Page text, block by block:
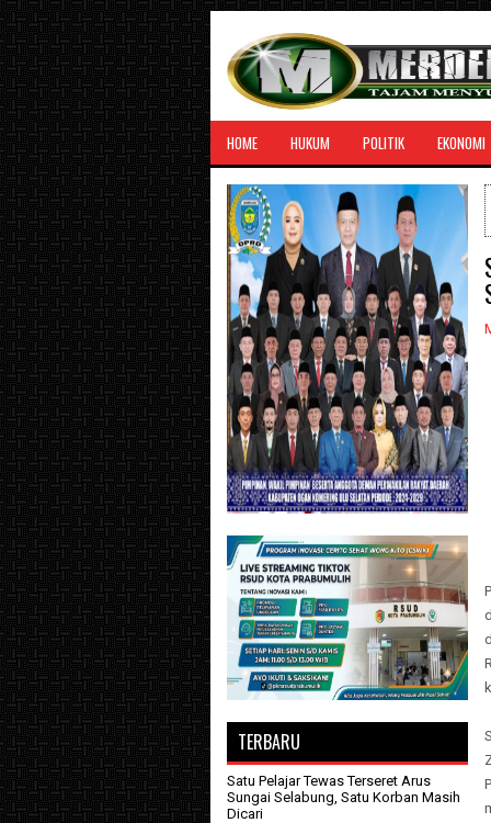
HOME HUKUM POLITIK EKONOMI
TERBARU
Satu Pelajar Tewas Terseret Arus
Sungai Selabung, Satu Korban Masih
Dicari